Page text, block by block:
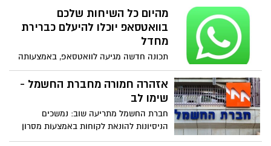
תמימים. מדובר בהודעה שמתקבלת אצל
האזרחים, בעלת סימנים זהים לחלוטין
כהודעה של דואר ישראל, בניסיון להוציא
מבקשת שלא ללחוץ על הקישור שמוביל
מהיום כל השיחות שלכם
בוואטסאפ יוכלו להיעלם כברירת
מחדל
תכונה חדשה מגיעה לוואטסאפ, באמצעותה
תוכלו להגדיר כברירת מחדל שכל השיחות
החדשות ייעלמו אחרי פרק זמן מוגדר - 24
שעות, 7 ימים או 90 יום.
אזהרה חמורה מחברת החשמל -
שימו לב
חברת החשמל מתריעה שוב: נמשכים
הניסיונות להונאת לקוחות באמצעות מסרון
שקרי הקורא ללקוחות ״להסדיר את חובם